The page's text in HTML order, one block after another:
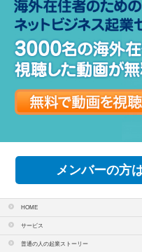
メンバーの方
HOME
サービス
普通の人の起業ストーリー